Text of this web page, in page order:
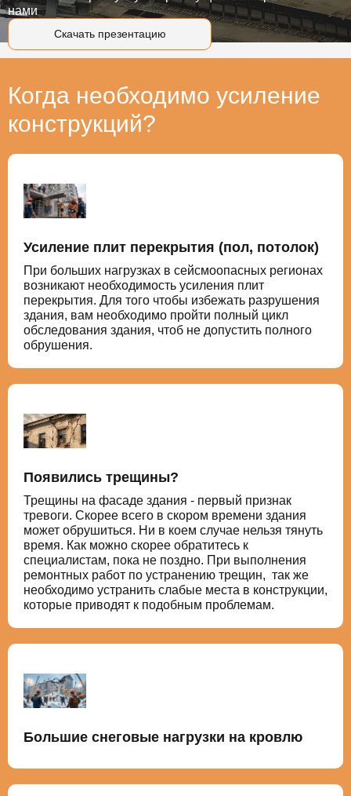
Скачать презентацию
нами
Когда необходимо усиление
конструкций?
Усиление плит перекрытия (пол, потолок)
При больших нагрузках в сейсмоопасных регионах
возникают необходимость усиления плит
перекрытия. Для того чтобы избежать разрушения
здания, вам необходимо пройти полный цикл
обследования здания, чтоб не допустить полного
обрушения.
Появились трещины?
Трещины на фасаде здания - первый признак
тревоги. Скорее всего в скором времени здания
может обрушиться. Ни в коем случае нельзя тянуть
время. Как можно скорее обратитесь к
специалистам, пока не поздно. При выполнения
ремонтных работ по устранению трещин, так же
необходимо устранить слабые места в конструкции,
которые приводят к подобным проблемам.
Большие снеговые нагрузки на кровлю